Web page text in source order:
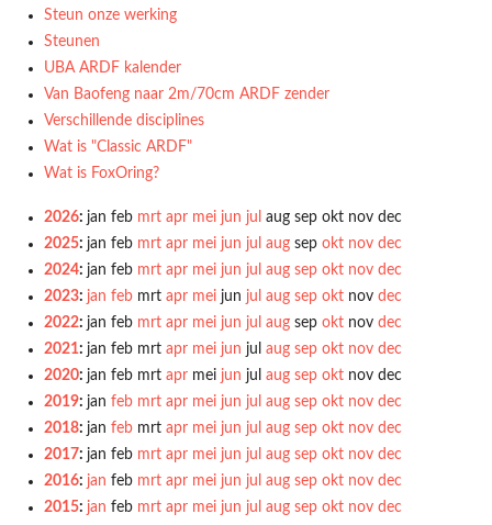
Steun onze werking
Steunen
UBA ARDF kalender
Van Baofeng naar 2m/70cm ARDF zender
Verschillende disciplines
Wat is "Classic ARDF"
Wat is FoxOring?
2026: jan feb mrt apr mei jun jul aug sep okt nov dec
2025: jan feb mrt apr mei jun jul aug sep okt nov dec
2024: jan feb mrt apr mei jun jul aug sep okt nov dec
2023: jan feb mrt apr mei jun jul aug sep okt nov dec
2022: jan feb mrt apr mei jun jul aug sep okt nov dec
2021: jan feb mrt apr mei jun jul aug sep okt nov dec
2020: jan feb mrt apr mei jun jul aug sep okt nov dec
2019: jan feb mrt apr mei jun jul aug sep okt nov dec
2018: jan feb mrt apr mei jun jul aug sep okt nov dec
2017: jan feb mrt apr mei jun jul aug sep okt nov dec
2016: jan feb mrt apr mei jun jul aug sep okt nov dec
2015: jan feb mrt apr mei jun jul aug sep okt nov dec